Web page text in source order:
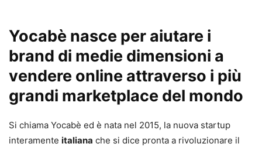
Yocabè nasce per aiutare i
brand di medie dimensioni a
vendere online attraverso i più
grandi marketplace del mondo
Si chiama Yocabè ed è nata nel 2015, la nuova startup
interamente italiana che si dice pronta a rivoluzionare il